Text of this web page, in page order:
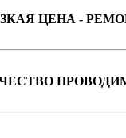
ЦЕНА -